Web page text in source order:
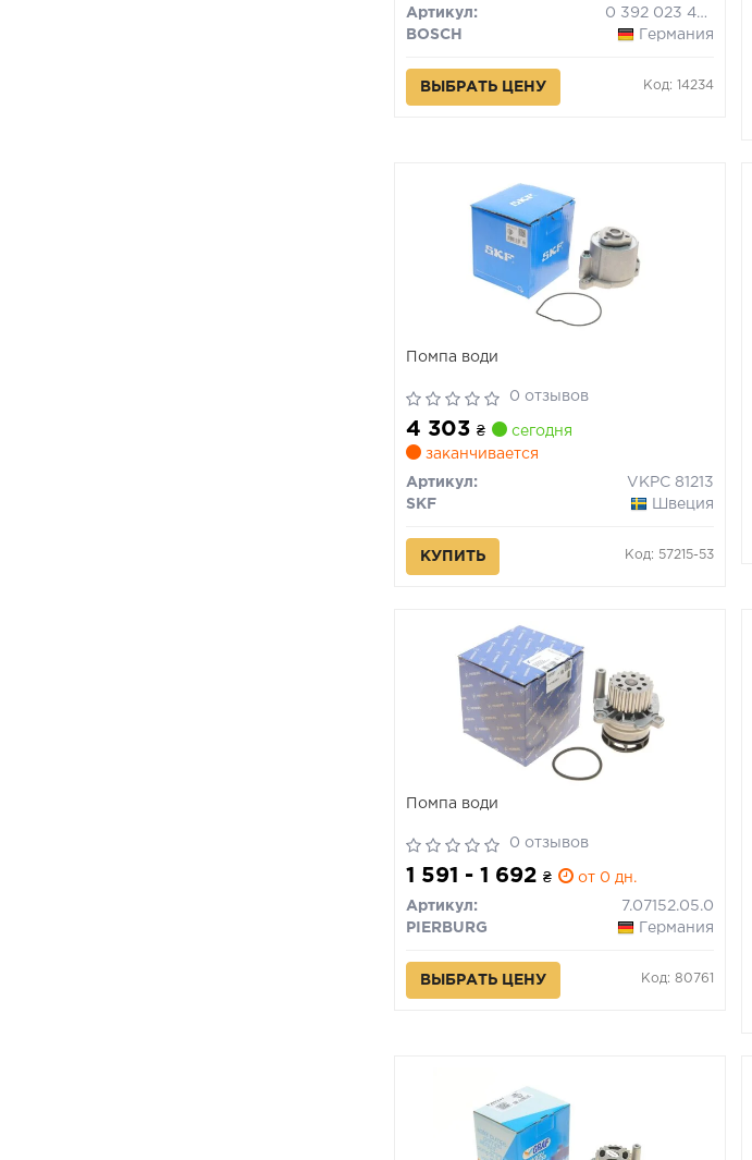
Артикул:
0 392 023 454
BOSCH
Германия
ВЫБРАТЬ ЦЕНУ Код: 14234
Помпа води
0 отзывов
4 303 ₴
сегодня
заканчивается
Артикул:
VKPC 81213
SKF
Швеция
КУПИТЬ Код: 57215-53
Помпа води
0 отзывов
1 591 - 1 692 ₴ от 0 дн.
Артикул:
7.07152.05.0
PIERBURG
Германия
ВЫБРАТЬ ЦЕНУ Код: 80761